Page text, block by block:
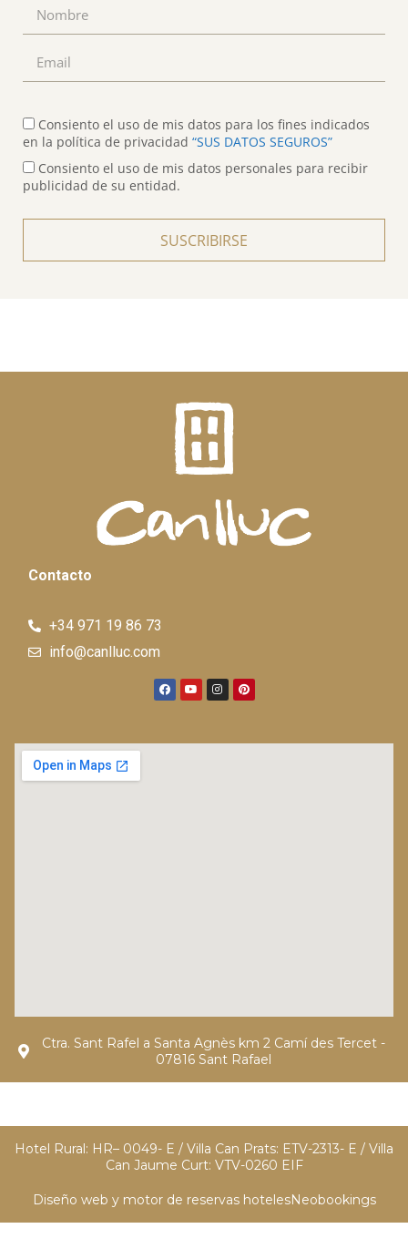
Consiento el uso de mis datos para los fines indicados
en la política de privacidad “SUS DATOS SEGUROS”
Consiento el uso de mis datos personales para recibir
publicidad de su entidad.
SUSCRIBIRSE
Contacto
+34 971 19 86 73
info@canlluc.com
Ctra. Sant Rafel a Santa Agnès km 2 Camí des Tercet -
07816 Sant Rafael
Hotel Rural: HR– 0049- E / Villa Can Prats: ETV-2313- E / Villa
Can Jaume Curt: VTV-0260 EIF
Diseño web y motor de reservas hotelesNeobookings